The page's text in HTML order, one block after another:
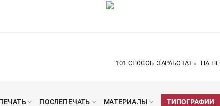
101 СПОСОБ ЗАРАБОТАТЬ НА
ПЕЧАТЬ ПОСЛЕПЕЧАТЬ МАТЕРИАЛЫ ТИПОГРАФИИ